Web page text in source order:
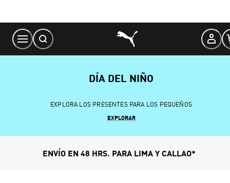
Content
DÍA DEL NIÑO
EXPLORA LOS PRESENTES PARA LOS PEQUEÑOS
EXPLORAR
ENVÍO EN 48 HRS. PARA LIMA Y CALLAO*